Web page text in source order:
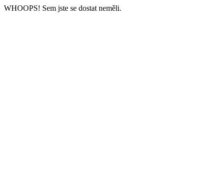
WHOOPS! Sem jste se dostat neměli.